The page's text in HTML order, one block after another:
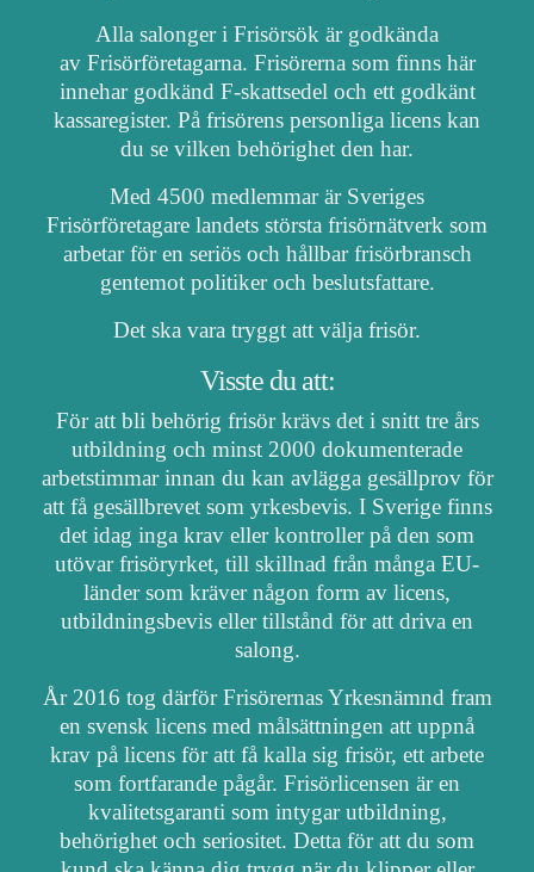
Alla salonger i Frisörsök är godkända
av Frisörföretagarna. Frisörerna som finns här
innehar godkänd F-skattsedel och ett godkänt
kassaregister. På frisörens personliga licens kan
du se vilken behörighet den har.
Med 4500 medlemmar är Sveriges
Frisörföretagare landets största frisörnätverk som
arbetar för en seriös och hållbar frisörbransch
gentemot politiker och beslutsfattare.
Det ska vara tryggt att välja frisör.
Visste du att:
För att bli behörig frisör krävs det i snitt tre års
utbildning och minst 2000 dokumenterade
arbetstimmar innan du kan avlägga gesällprov för
att få gesällbrevet som yrkesbevis. I Sverige finns
det idag inga krav eller kontroller på den som
utövar frisöryrket, till skillnad från många EU-
länder som kräver någon form av licens,
utbildningsbevis eller tillstånd för att driva en
salong.
År 2016 tog därför Frisörernas Yrkesnämnd fram
en svensk licens med målsättningen att uppnå
krav på licens för att få kalla sig frisör, ett arbete
som fortfarande pågår. Frisörlicensen är en
kvalitetsgaranti som intygar utbildning,
behörighet och seriositet. Detta för att du som